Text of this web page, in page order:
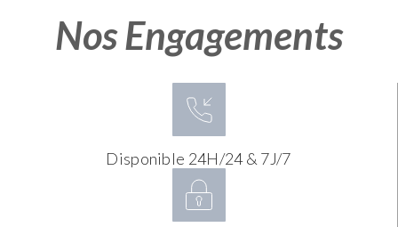
Nos Engagements
Disponible 24H/24 & 7J/7